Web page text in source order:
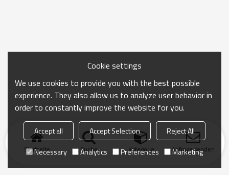
Startseite Suche Kategorie Anfrage senden
Cookie settings
We use cookies to provide you with the best possible
experience. They also allow us to analyze user behavior in
order to constantly improve the website for you.
Accept all Accept Selection
Reject All
Necessary
Analytics Preferences Marketing